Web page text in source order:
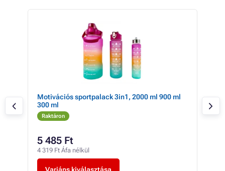
Motivációs sportpalack 3in1, 2000 ml 900 ml
300 ml
Raktáron
5 485 Ft
4 319 Ft Áfa nélkül